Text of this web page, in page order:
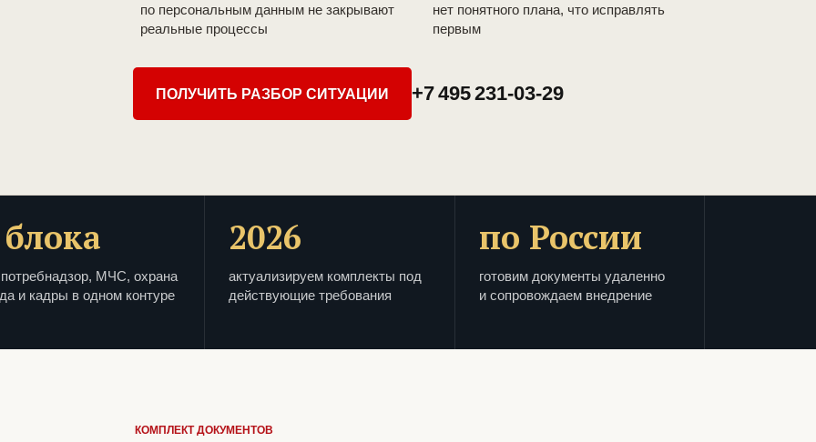
по персональным данным не закрывают
реальные процессы
нет понятного плана, что исправлять
первым
ПОЛУЧИТЬ РАЗБОР СИТУАЦИИ +7 495 231-03-29
МЧС, охрана
и кадры в одном контуре
2026
актуализируем комплекты под
действующие требования
по России
готовим документы удаленно
и сопровождаем внедрение
КОМПЛЕКТ ДОКУМЕНТОВ